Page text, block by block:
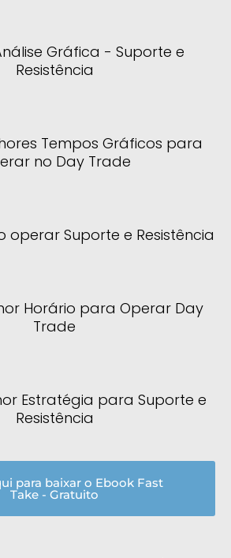
Gráfica - Suporte e
Resistência
Tempos Gráficos para
no Day Trade
operar Suporte e Resistência
Horário para Operar Day
Trade
Estratégia para Suporte e
Resistência
para baixar o Ebook Fast
Take - Gratuito